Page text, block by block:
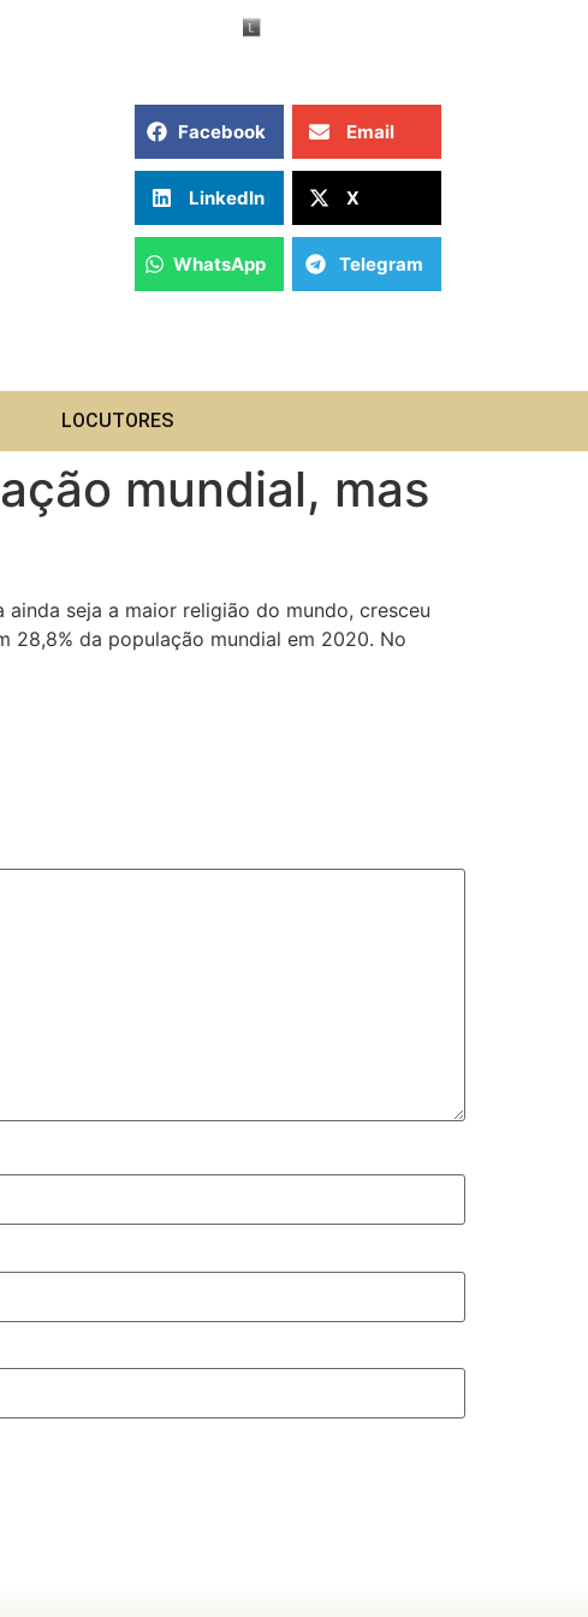
Facebook Email
LinkedIn X
WhatsApp Telegram
LOCUTORES
mundial, mas
seja a maior religião do mundo, cresceu
28,8% da população mundial em 2020. No